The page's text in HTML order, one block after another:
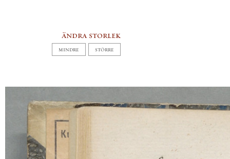
ändra storlek
MINDRE STÖRRE